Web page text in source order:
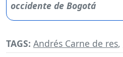
TAGS: Andrés Carne de res,